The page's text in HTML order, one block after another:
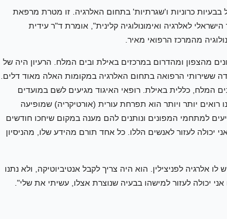
כרוניות ו'שגרתיות' בתחום האלרגיה. זו מטרת מרפאת
לאלרגיה ואימונולוגיה קלינית", אומרת ד"ר עידית
מהמרכז הרפואי מאיר.
מהצפון ומהדרום במרכזים באילת ובים המלח. הרעיון היה של
ששירותי הרפואה בתחום האלרגיה במקומות האלה מאוד דלים.
המלח, כללית באילת. רופאי האיגוד מגיעים לשם במועדים
למשל שאנחנו רואים יותר ויותר הוא תפרחת עורית (אורטיקריה) שמופיעה
למתחמי המפונים ונותנים להם מענה במקום שיחכו חודשים
יכולה לעזור לאנשים הללו. כל אחד תורם מהידע שלו, מהניסיון
של מי שיש לו אלרגיה לפניצילין. הוא היה צריך לקבל אנטיביוטיקה, ולא נתנו
יכולה לעזור למישהו בבעיה שנוצרת אצלו, עשיתי את שלי".